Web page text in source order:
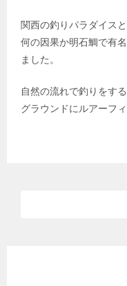
関西の釣りパラダイス
何の因果か明石鯛で有
ました。
自然の流れで釣りをす
グラウンドにルアーフ